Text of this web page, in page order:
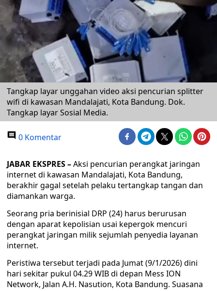
Tangkap layar unggahan video aksi pencurian splitter
wifi di kawasan Mandalajati, Kota Bandung. Dok.
Tangkap layar Sosial Media.
0 Komentar
JABAR EKSPRES –Aksi pencurian perangkat jaringan
internet di kawasan Mandalajati, Kota Bandung,
berakhir gagal setelah pelaku tertangkap tangan dan
diamankan warga.
Seorang pria berinisial DRP (24) harus berurusan
dengan aparat kepolisian usai kepergok mencuri
perangkat jaringan milik sejumlah penyedia layanan
internet.
Peristiwa tersebut terjadi pada Jumat (9/1/2026) dini
hari sekitar pukul 04.29 WIB di depan Mess ION
Network, Jalan A.H. Nasution, Kota Bandung. Suasana